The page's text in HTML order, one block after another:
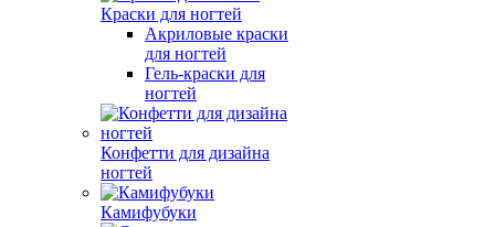
Краски для ногтей
Акриловые краски
для ногтей
Гель-краски для
ногтей
Конфетти для дизайна
ногтей
Камифубуки